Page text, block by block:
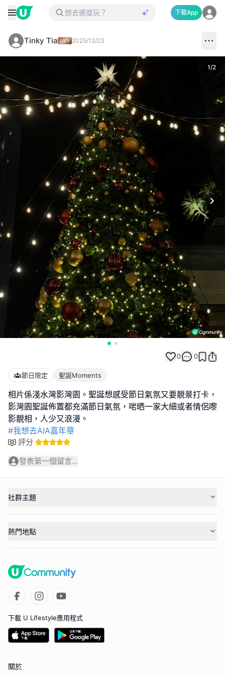
下載App
Tinky Tia 2025/12/23
1/2
0 0
節日限定 聖誕Moments
相片係淺水灣影灣園。聖誕想感受節日氣氛又要靚景打卡，
影灣園聖誕佈置都充滿節日氣氛，啱晒一家大細或者情侶嚟
#我想去AIA嘉年華
評分
發表第一個留言...
社群主題
熱門地點
下載 U Lifestyle應用程式
關於